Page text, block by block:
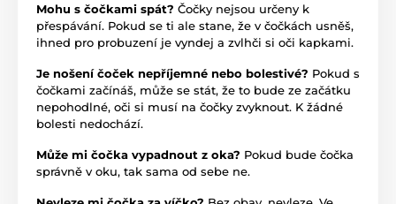
Mohu s čočkami spát? Čočky nejsou určeny k
přespávání. Pokud se ti ale stane, že v čočkách usněš,
ihned pro probuzení je vyndej a zvlhči si oči kapkami.
Je nošení čoček nepříjemné nebo bolestivé? Pokud s
čočkami začínáš, může se stát, že to bude ze začátku
nepohodlné, oči si musí na čočky zvyknout. K žádné
bolesti nedochází.
Může mi čočka vypadnout z oka? Pokud bude čočka
správně v oku, tak sama od sebe ne.